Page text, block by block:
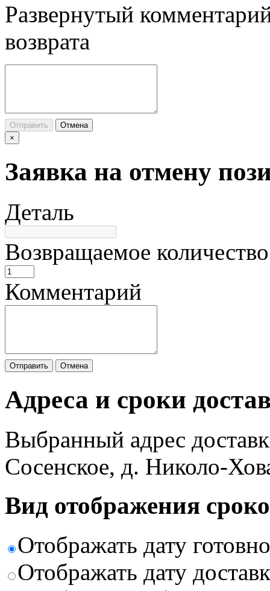
Развернутый
возврата
Отправить
Отмена
×
Заявка на отмену
Деталь
Возвращаемое количество
Комментарий
Отправить Отмена
Адреса и сроки
Выбранный адрес
Сосенское, д. Николо-
Вид отображения
Отображать дату
Отображать дату